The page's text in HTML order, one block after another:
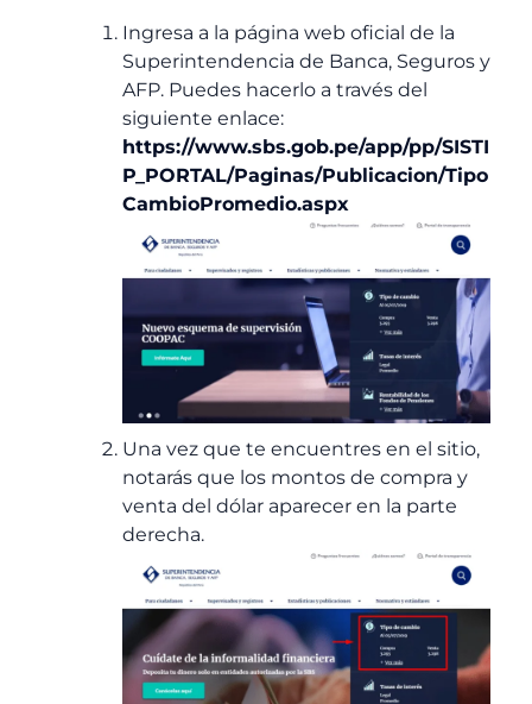
Ingresa a la página web oficial de la
Superintendencia de Banca, Seguros y
AFP. Puedes hacerlo a través del
siguiente enlace:
https://www.sbs.gob.pe/app/pp/SISTI
P_PORTAL/Paginas/Publicacion/Tipo
CambioPromedio.aspx
Una vez que te encuentres en el sitio,
notarás que los montos de compra y
venta del dólar aparecer en la parte
derecha.